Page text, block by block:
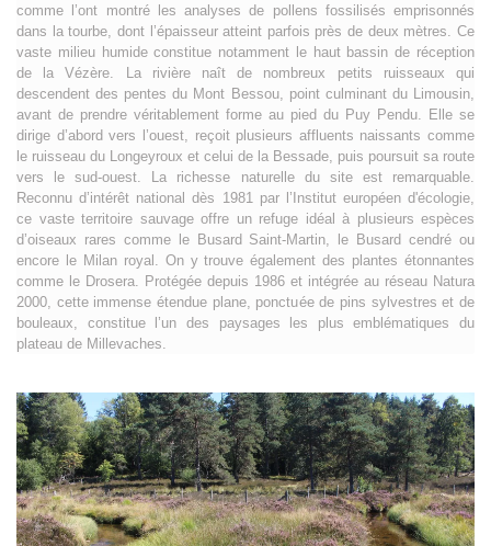
comme l’ont montré les analyses de pollens fossilisés emprisonnés
dans la tourbe, dont l’épaisseur atteint parfois près de deux mètres. Ce
vaste milieu humide constitue notamment le haut bassin de réception
de la Vézère. La rivière naît de nombreux petits ruisseaux qui
descendent des pentes du Mont Bessou, point culminant du Limousin,
avant de prendre véritablement forme au pied du Puy Pendu. Elle se
dirige d’abord vers l’ouest, reçoit plusieurs affluents naissants comme
le ruisseau du Longeyroux et celui de la Bessade, puis poursuit sa route
vers le sud-ouest. La richesse naturelle du site est remarquable.
Reconnu d’intérêt national dès 1981 par l’Institut européen d'écologie,
ce vaste territoire sauvage offre un refuge idéal à plusieurs espèces
d’oiseaux rares comme le Busard Saint-Martin, le Busard cendré ou
encore le Milan royal. On y trouve également des plantes étonnantes
comme le Drosera. Protégée depuis 1986 et intégrée au réseau Natura
2000, cette immense étendue plane, ponctuée de pins sylvestres et de
bouleaux, constitue l’un des paysages les plus emblématiques du
plateau de Millevaches.